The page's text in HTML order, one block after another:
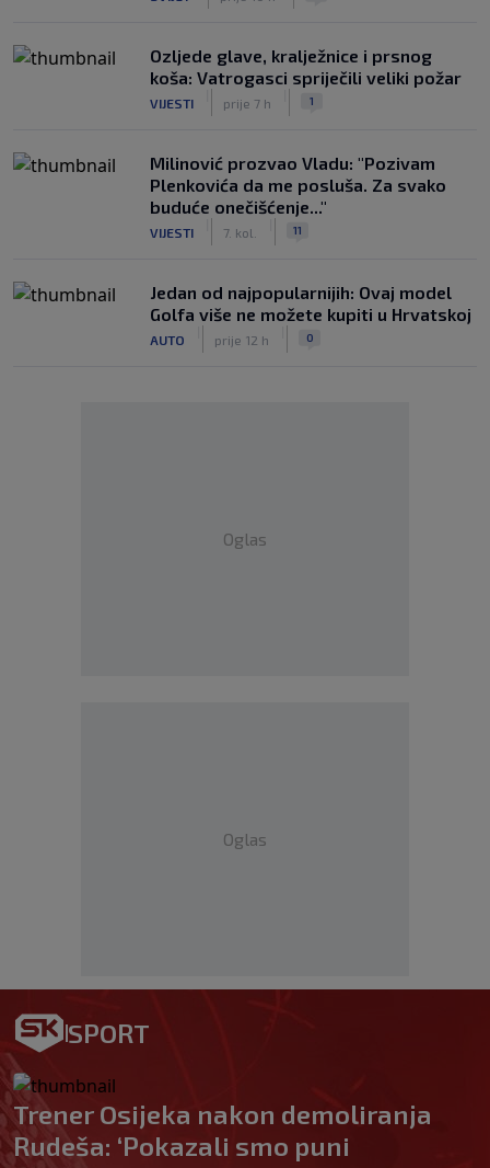
Ozljede glave, kralježnice i prsnog
koša: Vatrogasci spriječili veliki požar
VIJESTI prije 7 h 1
Milinović prozvao Vladu: "Pozivam
Plenkovića da me posluša. Za svako
buduće onečišćenje..."
VIJESTI 7. kol. 11
Jedan od najpopularnijih: Ovaj model
Golfa više ne možete kupiti u Hrvatskoj
AUTO prije 12 h 0
Oglas
Oglas
SPORT
Trener Osijeka nakon demoliranja
Rudeša: ‘Pokazali smo puni